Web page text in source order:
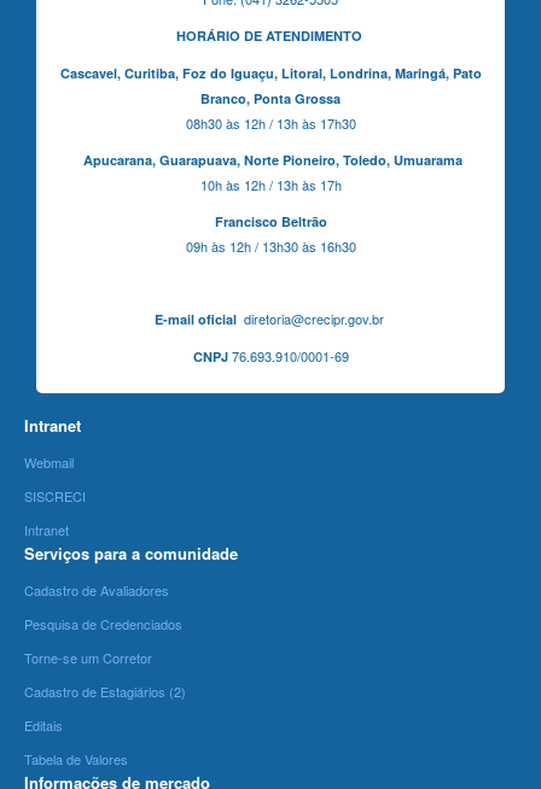
HORÁRIO DE ATENDIMENTO
Cascavel, Curitiba,Foz do Iguaçu, Litoral, Londrina, Maringá, Pato
Branco, Ponta Grossa
08h30 às 12h / 13h às 17h30
Apucarana, Guarapuava, Norte Pioneiro, Toledo, Umuarama
10h às 12h / 13h às 17h
Francisco Beltrão
09h às 12h / 13h30 às 16h30
E-mail oficialdiretoria@crecipr.gov.br
CNPJ76.693.910/0001-69
Intranet
Webmail
SISCRECI
Intranet
Serviços para a comunidade
Cadastro de Avaliadores
Pesquisa de Credenciados
Torne-se um Corretor
Cadastro de Estagiários (2)
Editais
Tabela de Valores
Informações de mercado